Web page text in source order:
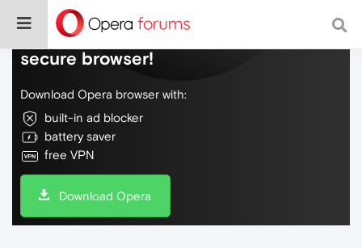
Do more on the web, with a fast and
secure browser!
Download Opera browser with:
built-in ad blocker
battery saver
free VPN
Download Opera